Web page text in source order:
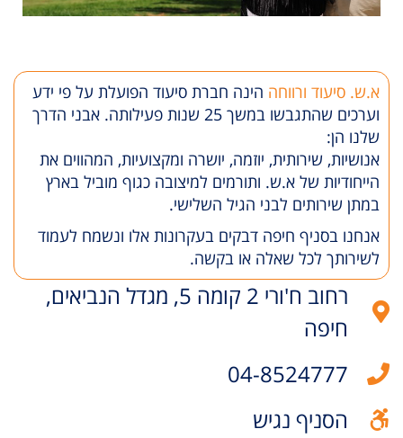
א.ש. סיעוד ורווחה הינה חברת סיעוד הפועלת על פי ידע
וערכים שהתגבשו במשך 25 שנות פעילותה. אבני הדרך
שלנו הן:
אנושיות, שירותית, יוזמה, יושרה ומקצועיות, המהווים את
הייחודיות של א.ש. ותורמים למיצובה כגוף מוביל בארץ
במתן שירותים לבני הגיל השלישי.
אנחנו בסניף חיפה דבקים בעקרונות אלו ונשמח לעמוד
לשירותך לכל שאלה או בקשה.
רחוב ח'ורי 2 קומה 5, מגדל הנביאים,
חיפה
04-8524777
הסניף נגיש